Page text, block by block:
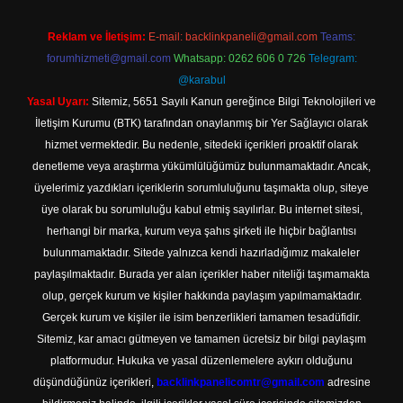
Reklam ve İletişim: E-mail: backlinkpaneli@gmail.com Teams:
forumhizmeti@gmail.com Whatsapp: 0262 606 0 726 Telegram:
@karabul
Yasal Uyarı: Sitemiz, 5651 Sayılı Kanun gereğince Bilgi Teknolojileri ve
İletişim Kurumu (BTK) tarafından onaylanmış bir Yer Sağlayıcı olarak
hizmet vermektedir. Bu nedenle, sitedeki içerikleri proaktif olarak
denetleme veya araştırma yükümlülüğümüz bulunmamaktadır. Ancak,
üyelerimiz yazdıkları içeriklerin sorumluluğunu taşımakta olup, siteye
üye olarak bu sorumluluğu kabul etmiş sayılırlar. Bu internet sitesi,
herhangi bir marka, kurum veya şahıs şirketi ile hiçbir bağlantısı
bulunmamaktadır. Sitede yalnızca kendi hazırladığımız makaleler
paylaşılmaktadır. Burada yer alan içerikler haber niteliği taşımamakta
olup, gerçek kurum ve kişiler hakkında paylaşım yapılmamaktadır.
Gerçek kurum ve kişiler ile isim benzerlikleri tamamen tesadüfidir.
Sitemiz, kar amacı gütmeyen ve tamamen ücretsiz bir bilgi paylaşım
platformudur. Hukuka ve yasal düzenlemelere aykırı olduğunu
düşündüğünüz içerikleri, backlinkpanelicomtr@gmail.com adresine